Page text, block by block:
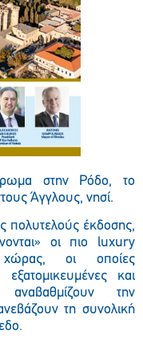
στην Ρόδο, το
Άγγλους, νησί.
πολυτελούς έκδοσης,
οι πιο luxury
χώρας, οι οποίες
και
αναβαθμίζουν την
τη συνολική